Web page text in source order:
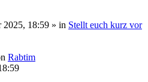
2025, 18:59 » in Stellt euch kurz vor
Rabtim